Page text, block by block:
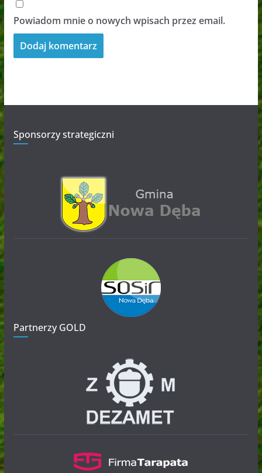
Powiadom mnie o nowych wpisach przez email.
Sponsorzy strategiczni
Partnerzy GOLD